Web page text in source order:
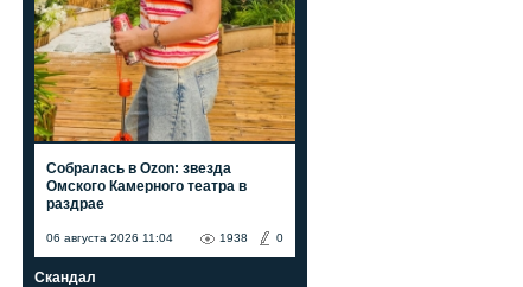
Собралась в Ozon: звезда
Омского Камерного театра в
раздрае
06 августа 2026 11:04 0
1938
Скандал